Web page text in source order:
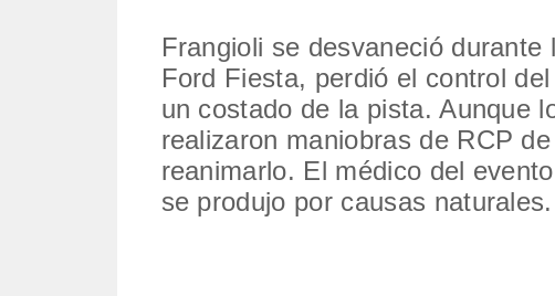
Frangioli se desvaneció
Ford Fiesta, perdió el control
un costado de la pista. Aunque
realizaron maniobras de RCP
reanimarlo. El médico del
se produjo por causas naturales.